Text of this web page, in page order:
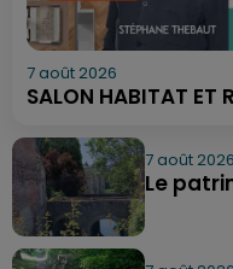
7 août 2026
SALON HABITAT ET
7 août 2026
Le